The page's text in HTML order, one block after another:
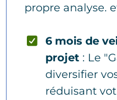
propre analyse.
6 mois de
projet : Le
diversifier
réduisant